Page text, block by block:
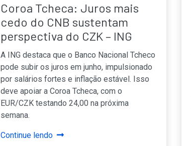
Coroa Tcheca: Juros mais
cedo do CNB sustentam
perspectiva do CZK – ING
A ING destaca que o Banco Nacional Tcheco
pode subir os juros em junho, impulsionado
por salários fortes e inflação estável. Isso
deve apoiar a Coroa Tcheca, com o
EUR/CZK testando 24,00 na próxima
semana.
Continue lendo